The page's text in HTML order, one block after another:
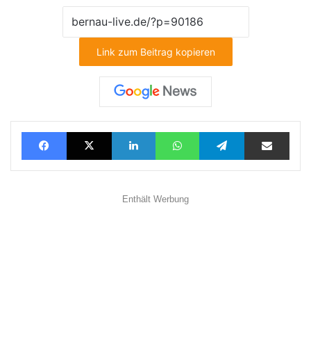
Link zum Beitrag kopieren
FacebookX LinkedInWhatsAppTelegramTeilen via E-Mail
Enthält Werbung